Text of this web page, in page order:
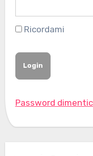
Ricordami
Password